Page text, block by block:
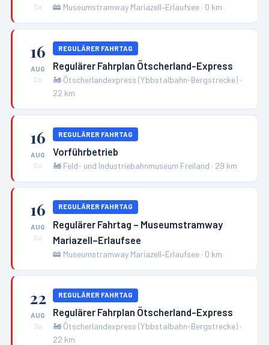
Sa
🚋 Museumstramway Mariazell–Erlaufsee · 0 km
16
AUG
So
REGULÄRER FAHRTAG
Regulärer Fahrplan Ötscherland-Express
🚂 Ötscherlandexpress (Ybbstalbahn-Bergstrecke) ·
22 km
16
AUG
So
REGULÄRER FAHRTAG
Vorführbetrieb
🚂 Feld- und Industriebahnmuseum Freiland · 29 km
16
AUG
So
REGULÄRER FAHRTAG
Regulärer Fahrtag – Museumstramway
Mariazell–Erlaufsee
🚋 Museumstramway Mariazell–Erlaufsee · 0 km
22
AUG
Sa
REGULÄRER FAHRTAG
Regulärer Fahrplan Ötscherland-Express
🚂 Ötscherlandexpress (Ybbstalbahn-Bergstrecke) ·
22 km